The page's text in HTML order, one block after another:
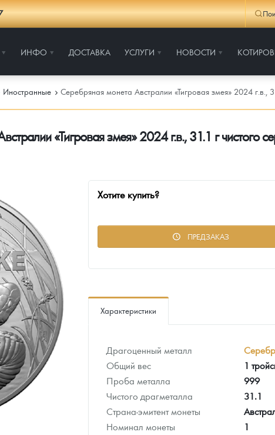
ИНФО ДОСТАВКА УСЛУГИ НОВОСТИ
платины на 2026 год
Иностранные Серебряная монета Австралии «Тигровая змея» 2024 г.в.,
«Тигровая змея» 2024 г.в., 31.1 г чистого
Хотите купить?
ПРЕДЗАКАЗ
Характеристики
Драгоценный металл
Общий вес
1
Проба металла
999
Чистого драгметалла
31.1
Страна-эмитент монеты
Номинал монеты
1